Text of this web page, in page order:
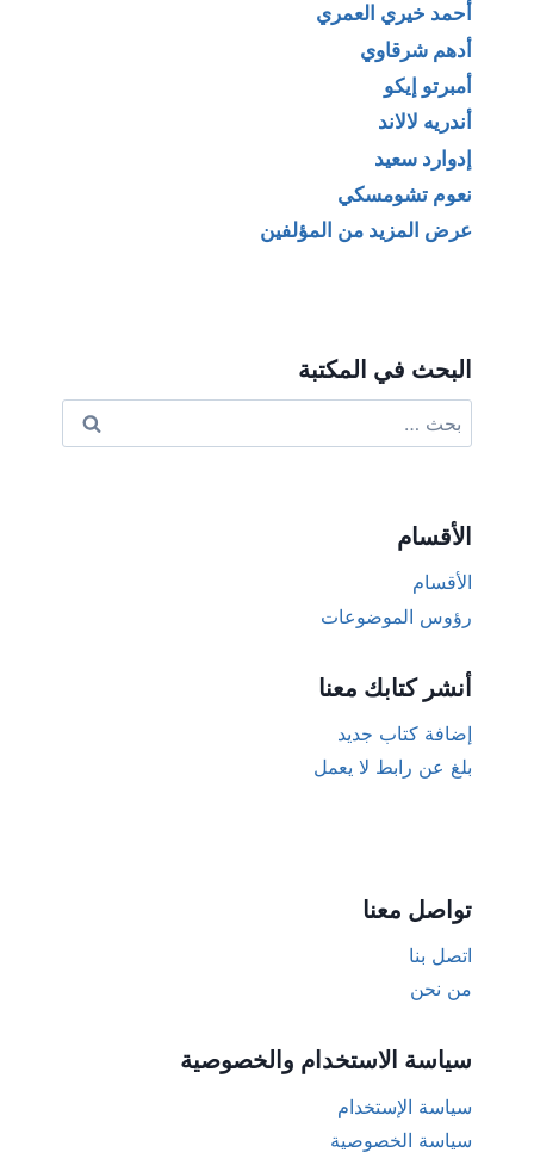
أحمد خيري العمري
أدهم شرقاوي
أمبرتو إيكو
أندريه لالاند
إدوارد سعيد
نعوم تشومسكي
عرض المزيد من المؤلفين
البحث في المكتبة
عن:
الأقسام
الأقسام
رؤوس الموضوعات
أنشر كتابك معنا
إضافة كتاب جديد
بلغ عن رابط لا يعمل
تواصل معنا
اتصل بنا
من نحن
سياسة الاستخدام والخصوصية
سياسة الإستخدام
سياسة الخصوصية